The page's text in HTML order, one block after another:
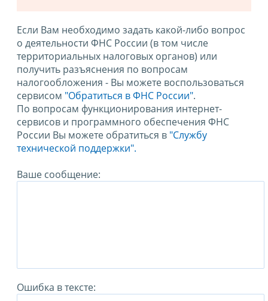
Если Вам необходимо задать какой-либо вопрос
о деятельности ФНС России (в том числе
территориальных налоговых органов) или
получить разъяснения по вопросам
налогообложения - Вы можете воспользоваться
сервисом "Обратиться в ФНС России".
По вопросам функционирования интернет-
сервисов и программного обеспечения ФНС
России Вы можете обратиться в "Службу
технической поддержки".
Ваше сообщение:
Ошибка в тексте: